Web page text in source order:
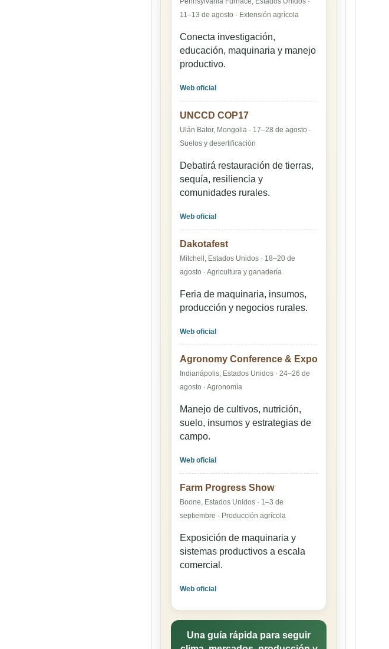
11–13 de agosto · Extensión agrícola
Conecta investigación,
educación, maquinaria y manejo
productivo.
Web oficial
UNCCD COP17
Ulán Bator, Mongolia · 17–28 de agosto ·
Suelos y desertificación
Debatirá restauración de tierras,
sequía, resiliencia y
comunidades rurales.
Web oficial
Dakotafest
Mitchell, Estados Unidos · 18–20 de
agosto · Agricultura y ganadería
Feria de maquinaria, insumos,
producción y negocios rurales.
Web oficial
Agronomy Conference & Expo
Indianápolis, Estados Unidos · 24–26 de
agosto · Agronomía
Manejo de cultivos, nutrición,
suelo, insumos y estrategias de
campo.
Web oficial
Farm Progress Show
Boone, Estados Unidos · 1–3 de
septiembre · Producción agrícola
Exposición de maquinaria y
sistemas productivos a escala
comercial.
Web oficial
Una guía rápida para seguir